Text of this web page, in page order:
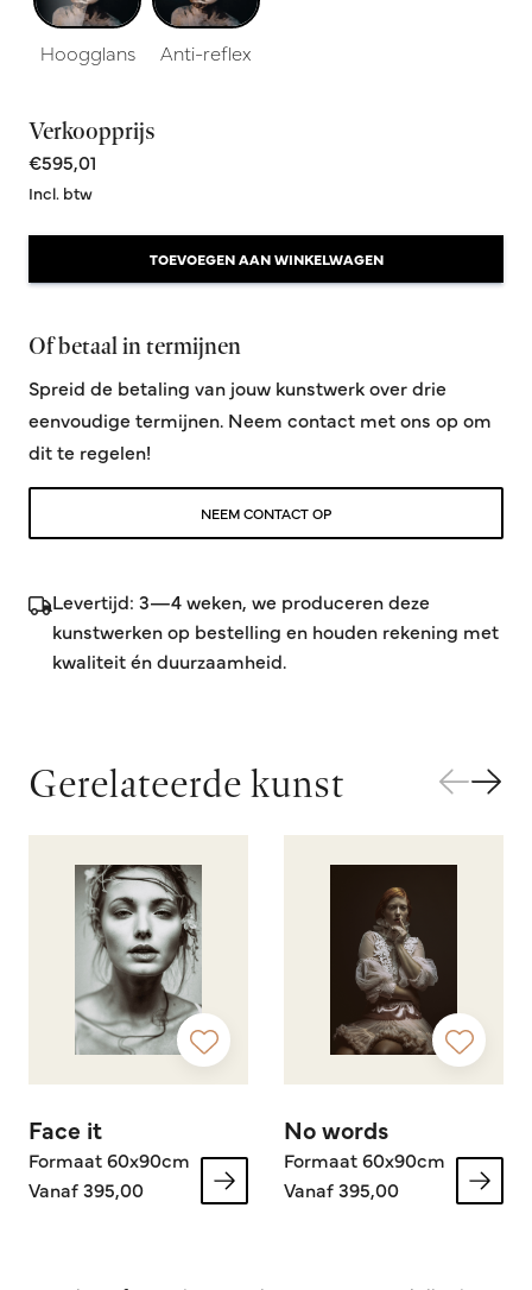
Hoogglans Anti-reflex
Verkoopprijs
€595,01
Incl. btw
TOEVOEGEN AAN WINKELWAGEN
Of betaal in termijnen
Spreid de betaling van jouw kunstwerk over drie
eenvoudige termijnen. Neem contact met ons op om
dit te regelen!
NEEM CONTACT OP
Levertijd: 3—4 weken, we produceren deze
kunstwerken op bestelling en houden rekening met
kwaliteit én duurzaamheid.
Gerelateerde kunst
Face it
Formaat 60x90cm
Vanaf 395,00
No words
Formaat 60x90cm
Vanaf 395,00